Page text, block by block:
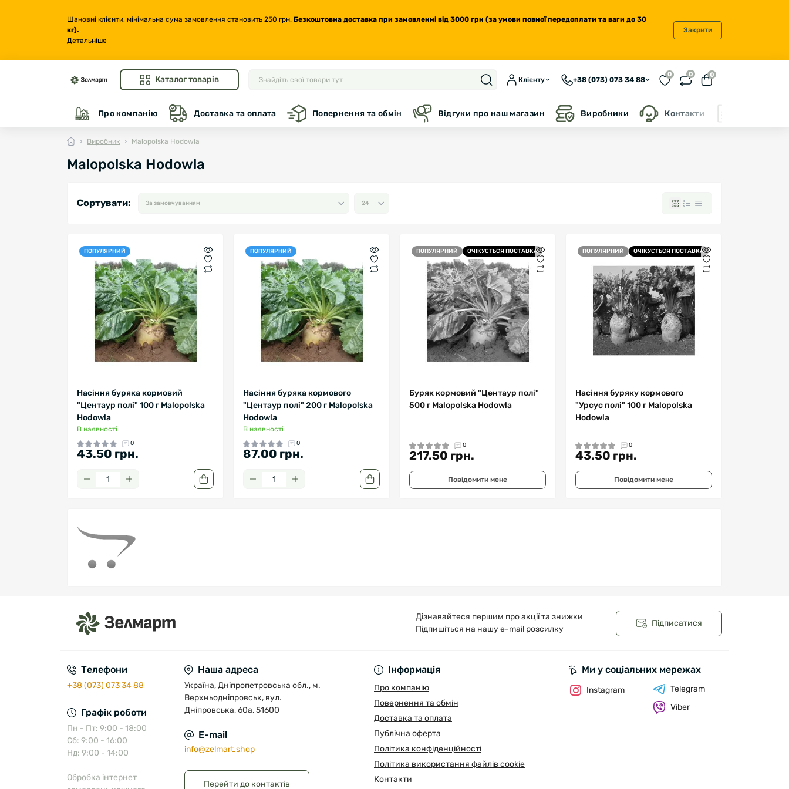
Шановні клієнти, мінімальна сума замовлення становить 250 грн. Безкоштовна доставка при замовленні від 3000 грн (за умови повної передоплати та ваги до 30
кг).
Детальніше
Закрити
Каталог товарів Клієнту +38 (073) 073 34 88
0 0 0
Про компанію Доставка та оплата Повернення та обмін Відгуки про наш магазин Виробники Контакти
Виробник Malopolska Hodowla
Malopolska Hodowla
Сортувати:
ПОПУЛЯРНИЙ
Насіння буряка кормовий
"Центаур полі" 100 г Malopolska
Hodowla
В наявності
0
43.50 грн.
ПОПУЛЯРНИЙ
Насіння буряка кормового
"Центаур полі" 200 г Malopolska
Hodowla
В наявності
0
87.00 грн.
ПОПУЛЯРНИЙ ОЧІКУЄТЬСЯ ПОСТАВКА
Буряк кормовий "Центаур полі"
500 г Malopolska Hodowla
0
217.50 грн.
Повідомити мене
ПОПУЛЯРНИЙ ОЧІКУЄТЬСЯ ПОСТАВКА
Насіння буряку кормового
"Урсус полі" 100 г Malopolska
Hodowla
0
43.50 грн.
Повідомити мене
Дізнавайтеся першим про акції та знижки
Підпишіться на нашу e-mail розсилку
Підписатися
Телефони
+38 (073) 073 34 88
Графік роботи
Пн - Пт: 9:00 - 18:00
Сб: 9:00 - 16:00
Нд: 9:00 - 14:00
Обробка інтернет
Наша адреса
Україна, Дніпропетровська обл., м.
Верхньодніпровськ, вул.
Дніпровська, 60а, 51600
E-mail
info@zelmart.shop
Перейти до контактів
Інформація
Про компанію
Повернення та обмін
Доставка та оплата
Публічна оферта
Політика конфіденційності
Політика використання файлів cookie
Контакти
Ми у соціальних мережах
Instagram
Telegram
Viber